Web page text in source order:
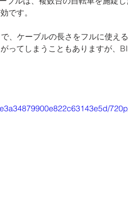
です。
、ケーブルの長さをフルに使え
ってしまうこともありますが、